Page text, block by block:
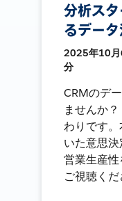
分析ス
るデー
2025年10月
分
CRMのデ
ませんか
わりです
いた意思決
営業生産
ご視聴くだ